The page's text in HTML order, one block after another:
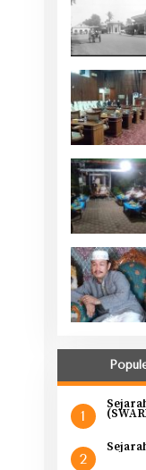
1
2